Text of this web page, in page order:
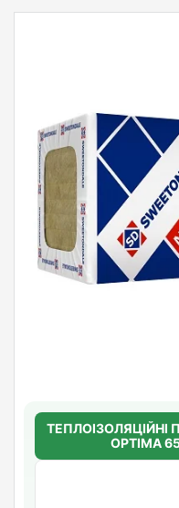
ТЕПЛОІЗОЛЯЦІЙНІ
OPTIMA